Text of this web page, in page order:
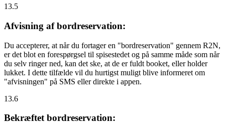
13.5
Afvisning af bordreservation:
Du accepterer, at når du fortager en "bordreservation" gennem R2N,
er det blot en forespørgsel til spisestedet og på samme måde som når
du selv ringer ned, kan det ske, at de er fuldt booket, eller holder
lukket. I dette tilfælde vil du hurtigst muligt blive informeret om
"afvisningen" på SMS eller direkte i appen.
13.6
Bekræftet bordreservation: